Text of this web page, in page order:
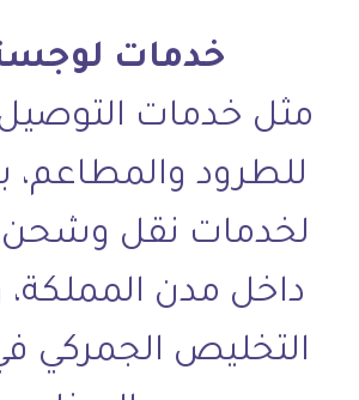
خدمات
مثل خدمات
للطرود والمطاعم،
لخدمات نقل وشحن
داخل مدن
التخليص الجمركي